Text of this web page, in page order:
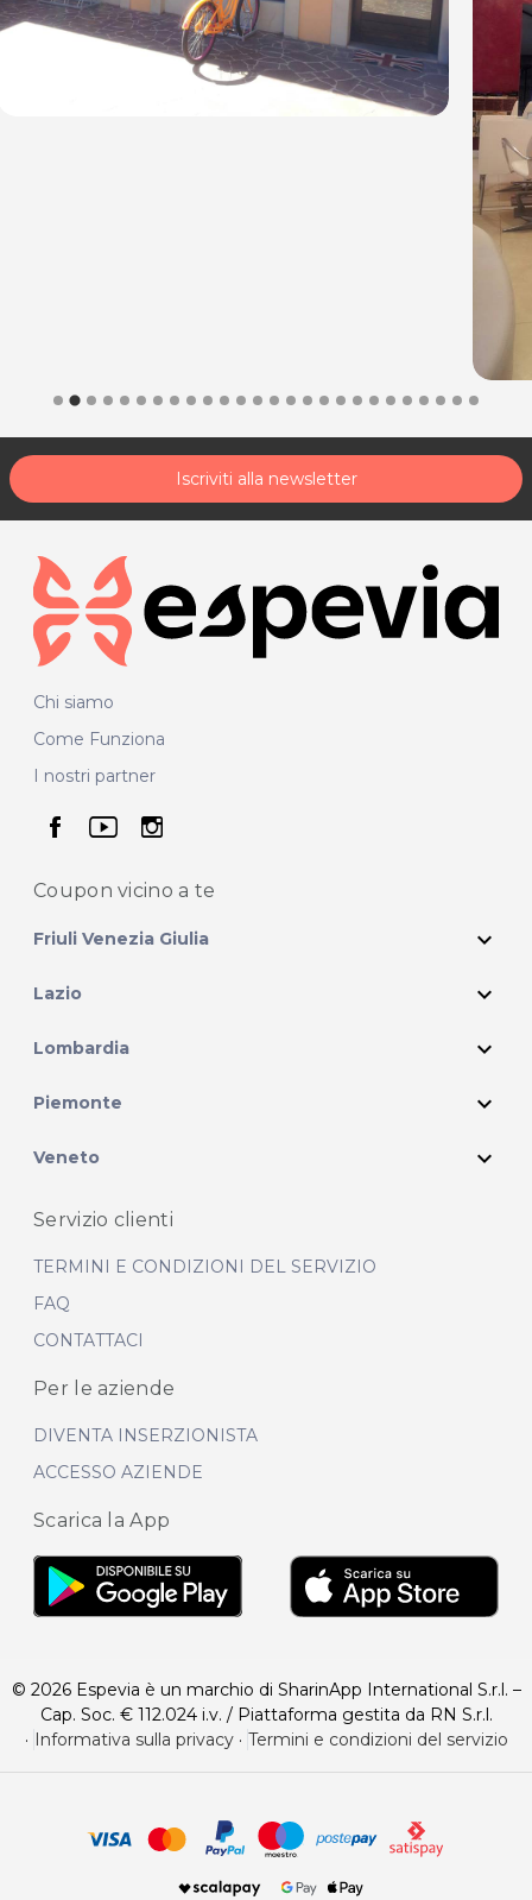
Iscriviti alla newsletter
Chi siamo
Come Funziona
I nostri partner
seguici su facebook
seguici su youtube
seguici su instagram
Coupon vicino a te
Friuli Venezia Giulia expand_more
Lazio expand_more
Lombardia expand_more
Piemonte expand_more
Veneto expand_more
Servizio clienti
TERMINI E CONDIZIONI DEL SERVIZIO
FAQ
CONTATTACI
Per le aziende
DIVENTA INSERZIONISTA
ACCESSO AZIENDE
Scarica la App
© 2026 Espevia è un marchio di SharinApp International S.r.l. –
Cap. Soc. € 112.024 i.v. / Piattaforma gestita da RN S.r.l.
· Informativa sulla privacy· Termini e condizioni del servizio